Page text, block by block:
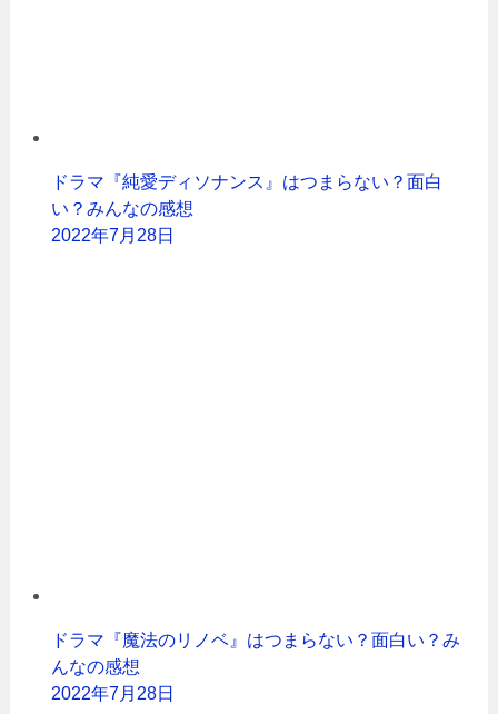
ドラマ『純愛ディソナンス』はつまらない？面白
い？みんなの感想
2022年7月28日
ドラマ『魔法のリノベ』はつまらない？面白い？み
んなの感想
2022年7月28日